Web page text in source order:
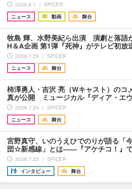
2026.8.1 ｜ SPICER
ニュース
動画 舞台
牧島 輝、水野美紀ら出演 演劇と落語
H＆A企画 第1弾『死神』がテレビ初放
2026.7.29 ｜ SPICER
ニュース
舞台
柿澤勇人・吉沢 亮（Wキャスト）のコ
真が公開 ミュージカル『ディア・エ
2026.7.24 ｜ SPICER
ニュース
舞台
宮野真守、いのうえひでのりが語る「
団☆新感線」とは――『アケチコ！』
2026.7.22 ｜ SPICER
インタビュー
舞台